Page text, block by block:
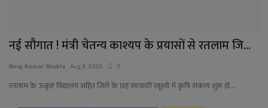
निर्वाचन
धर्म-संस्कृति
नई सौगात ! मंत्री चेतन्य काश्यप के प्रयासों से रतलाम जि...
Niraj Kumar Shukla Aug 8, 2026 0
रतलाम के उत्कृष्ट विद्यालय सहित जिले के छह सरकारी स्कूलों में कृषि संकाय शुरू हो...